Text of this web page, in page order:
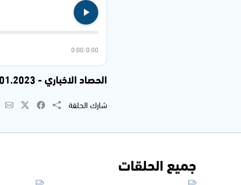
0:00
/
0:00
الحصاد الاخباري - 25.01.2023
شارك الحلقة
جميع الحلقات